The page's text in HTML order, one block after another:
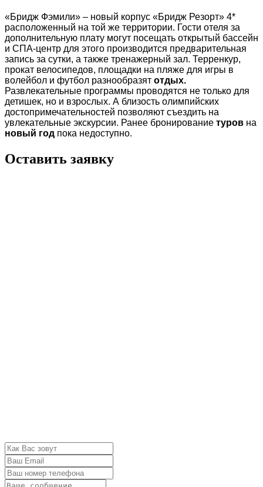
«Бридж Фэмили» – новый корпус «Бридж Резорт» 4*
расположенный на той же территории. Гости отеля за
дополнительную плату могут посещать открытый бассейн
и СПА-центр для этого производится предварительная
запись за сутки, а также тренажерный зал. Терренкур,
прокат велосипедов, площадки на пляже для игры в
волейбол и футбол разнообразят отдых.
Развлекательные программы проводятся не только для
детишек, но и взрослых. А близость олимпийских
достопримечательностей позволяют съездить на
увлекательные экскурсии. Ранее бронирование туров на
новый год пока недоступно.
Оставить заявку